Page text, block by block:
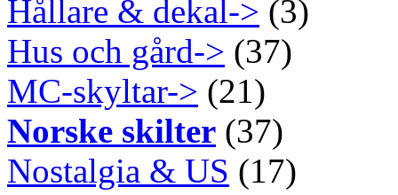
Hållare & dekal-> (3)
Hus och gård-> (37)
MC-skyltar-> (21)
Norske skilter (37)
Nostalgia & US (17)